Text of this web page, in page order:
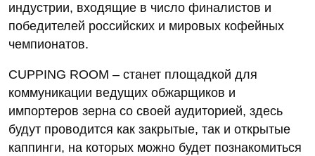
индустрии, входящие в число финалистов и
победителей российских и мировых кофейных
чемпионатов.
CUPPING ROOM – станет площадкой для
коммуникации ведущих обжарщиков и
импортеров зерна со своей аудиторией, здесь
будут проводится как закрытые, так и открытые
каппинги, на которых можно будет познакомиться